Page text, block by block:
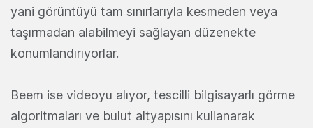
yani görüntüyü tam sınırlarıyla kesmeden veya
taşırmadan alabilmeyi sağlayan düzenekte
konumlandırıyorlar.
Beem ise videoyu alıyor, tescilli bilgisayarlı görme
algoritmaları ve bulut altyapısını kullanarak